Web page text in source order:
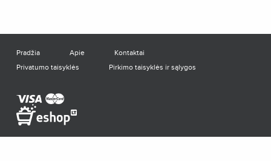
Pradžia Apie
Kontaktai
Privatumo taisyklės
Pirkimo taisyklės ir sąlygos